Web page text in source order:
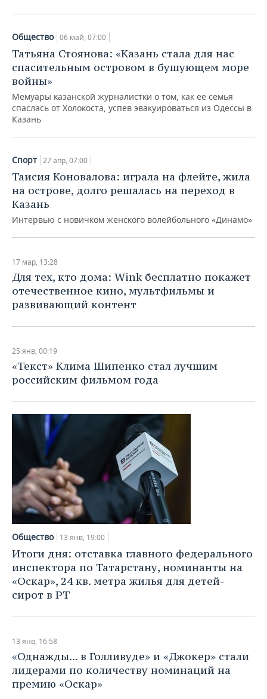
Общество 06 май, 07:00
Татьяна Стоянова: «Казань стала для нас
спасительным островом в бушующем море
войны»
Мемуары казанской журналистки о том, как ее семья
спаслась от Холокоста, успев эвакуироваться из Одессы в
Казань
Спорт 27 апр, 07:00
Таисия Коновалова: играла на флейте, жила
на острове, долго решалась на переход в
Казань
Интервью с новичком женского волейбольного «Динамо»
17 мар, 13:28
Для тех, кто дома: Wink бесплатно покажет
отечественное кино, мультфильмы и
развивающий контент
25 янв, 00:19
«Текст» Клима Шипенко стал лучшим
российским фильмом года
Общество 13 янв, 19:00
Итоги дня: отставка главного федерального
инспектора по Татарстану, номинанты на
«Оскар», 24 кв. метра жилья для детей-
сирот в РТ
13 янв, 16:58
«Однажды... в Голливуде» и «Джокер» стали
лидерами по количеству номинаций на
премию «Оскар»